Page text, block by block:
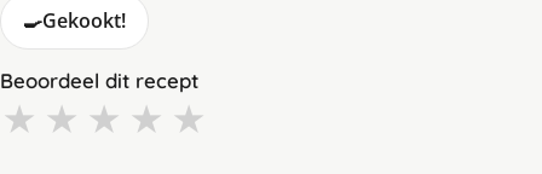
🍳Gekookt!
Beoordeel dit recept
★ ★ ★ ★ ★